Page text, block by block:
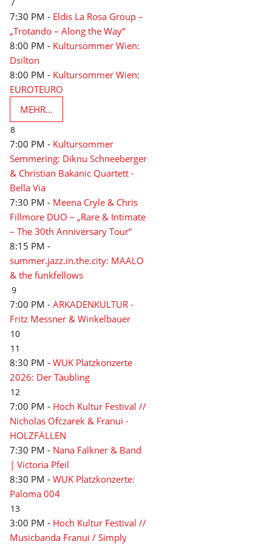
7:30 PM - Eldis La Rosa Group –
„Trotando – Along the Way“
8:00 PM - Kultursommer Wien:
Dsilton
8:00 PM - Kultursommer Wien:
EUROTEURO
MEHR...
8
7:00 PM - Kultursommer
Semmering: Diknu Schneeberger
& Christian Bakanic Quartett -
Bella Via
7:30 PM - Meena Cryle & Chris
Fillmore DUO – „Rare & Intimate
– The 30th Anniversary Tour“
8:15 PM -
summer.jazz.in.the.city: MAALO
& the funkfellows
9
7:00 PM - ARKADENKULTUR -
Fritz Messner & Winkelbauer
10
11
8:30 PM - WUK Platzkonzerte
2026: Der Täubling
12
7:00 PM - Hoch Kultur Festival //
Nicholas Ofczarek & Franui -
HOLZFÄLLEN
7:30 PM - Nana Falkner & Band
| Victoria Pfeil
8:30 PM - WUK Platzkonzerte:
Paloma 004
13
3:00 PM - Hoch Kultur Festival //
Musicbanda Franui / Simply